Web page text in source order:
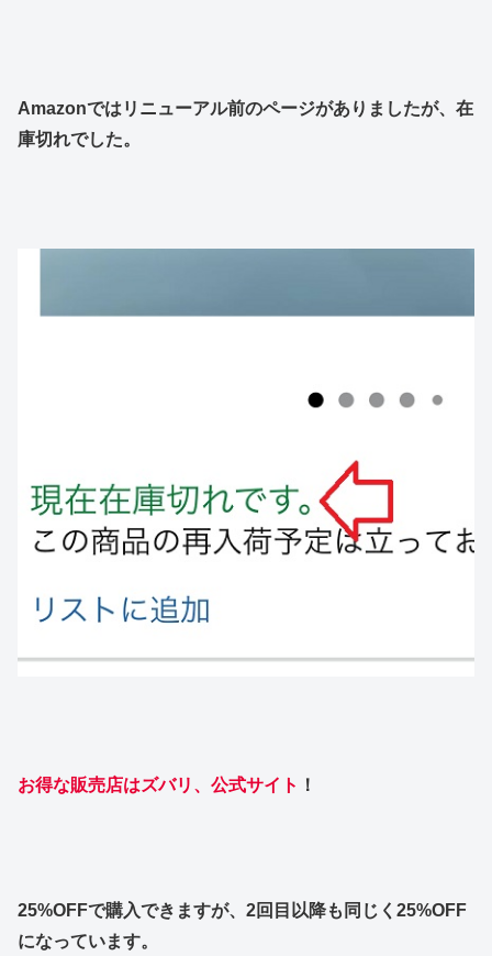
Amazonではリニューアル前のページがありましたが、在
庫切れでした。
お得な販売店はズバリ、公式サイト ！
25%OFFで購入できますが、2回目以降も同じく25%OFF
になっています。